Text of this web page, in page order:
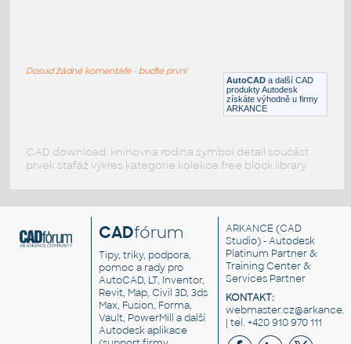
AutoCAD a další CAD
produkty Autodesk
získáte výhodně u firmy
ARKANCE
Dosud žádné komentáře - buďte první
CAD download: knihovna rodina symbol detail součást
prvek stafáž výkres kategorie kolekce free block library
CADfórum
Tipy, triky, podpora,
pomoc a rady pro
AutoCAD, LT, Inventor,
Revit, Map, Civil 3D, 3ds
Max, Fusion, Forma,
Vault, PowerMill a další
Autodesk aplikace
ARKANCE (CAD
Studio) - Autodesk
Platinum Partner &
Training Center &
Services Partner
KONTAKT:
| tel. +420 910 970 111